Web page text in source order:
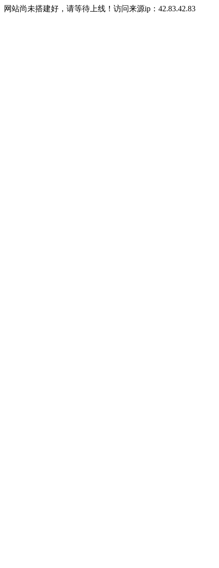
网站尚未搭建好，请等待上线！访问来源ip：42.83.42.83